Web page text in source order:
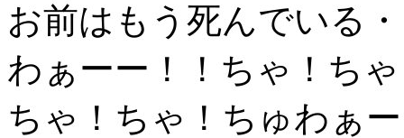
お前はもう死んでいる
わぁーー！！ちゃ！ち
ちゃ！ちゃ！ちゅわぁ